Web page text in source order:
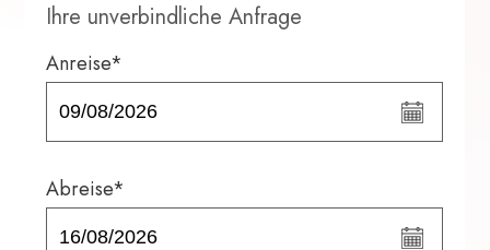
Ihre unverbindliche Anfrage
Anreise*
Abreise*